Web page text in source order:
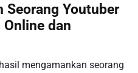
Seorang Youtuber
dan
mengamankan seorang